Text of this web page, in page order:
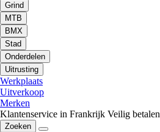
Grind
MTB
BMX
Stad
Onderdelen
Uitrusting
Werkplaats
Uitverkoop
Merken
Klantenservice in Frankrijk Veilig betalen
Zoeken